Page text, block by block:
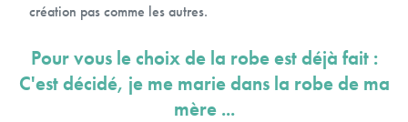
création pas comme les autres.
Pour vous le choix de la robe est déjà fait :
C'est décidé, je me marie dans la robe de ma
mère ...